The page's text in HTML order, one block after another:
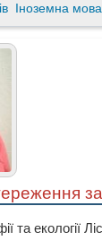
Іноземна мова
та екології